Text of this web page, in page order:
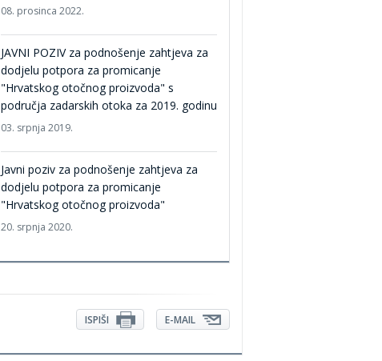
08. prosinca 2022.
JAVNI POZIV za podnošenje zahtjeva za
dodjelu potpora za promicanje
"Hrvatskog otočnog proizvoda" s
područja zadarskih otoka za 2019. godinu
03. srpnja 2019.
Javni poziv za podnošenje zahtjeva za
dodjelu potpora za promicanje
"Hrvatskog otočnog proizvoda"
20. srpnja 2020.
E-MAIL
ISPIŠI